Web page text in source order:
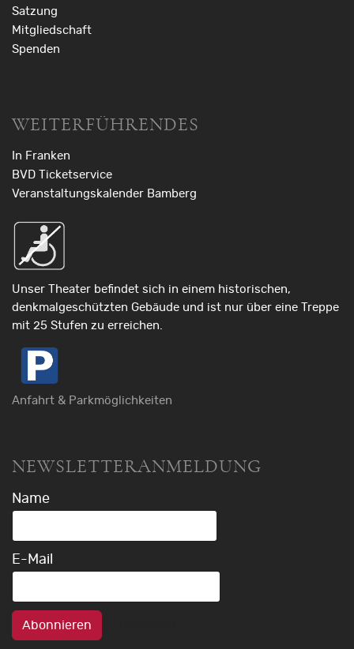
Satzung
Mitgliedschaft
Spenden
WEITERFÜHRENDES
In Franken
BVD Ticketservice
Veranstaltungskalender Bamberg
Unser Theater befindet sich in einem historischen,
denkmalgeschützten Gebäude und ist nur über eine Treppe
mit 25 Stufen zu erreichen.
Anfahrt & Parkmöglichkeiten
NEWSLETTERANMELDUNG
Name
E-Mail
Abonnieren